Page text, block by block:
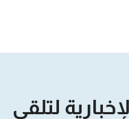
لتلقي